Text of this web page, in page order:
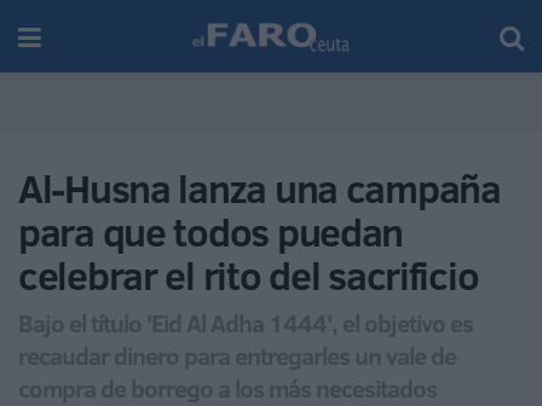
Al-Husna lanza una campaña
para que todos puedan
celebrar el rito del sacrificio
Bajo el título 'Eid Al Adha 1444', el objetivo es
recaudar dinero para entregarles un vale de
compra de borrego a los más necesitados